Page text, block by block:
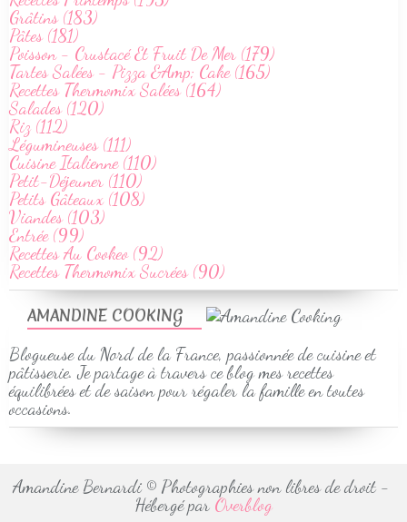
AMANDINE COOKING
Blogueuse du Nord de la France, passionnée de cuisine et
pâtisserie. Je partage à travers ce blog mes recettes
équilibrées et de saison pour régaler la famille en toutes
occasions.
Grâtins (183)
Pâtes (181)
Poisson - Crustacé Et Fruit De Mer (179)
Tartes Salées - Pizza &Amp; Cake (165)
Recettes Thermomix Salées (164)
Salades (120)
Riz (112)
Légumineuses (111)
Cuisine Italienne (110)
Petit-Déjeuner (110)
Petits Gâteaux (108)
Viandes (103)
Entrée (99)
Recettes Au Cookeo (92)
Recettes Thermomix Sucrées (90)
Amandine Bernardi © Photographies non libres de droit -
Hébergé par Overblog